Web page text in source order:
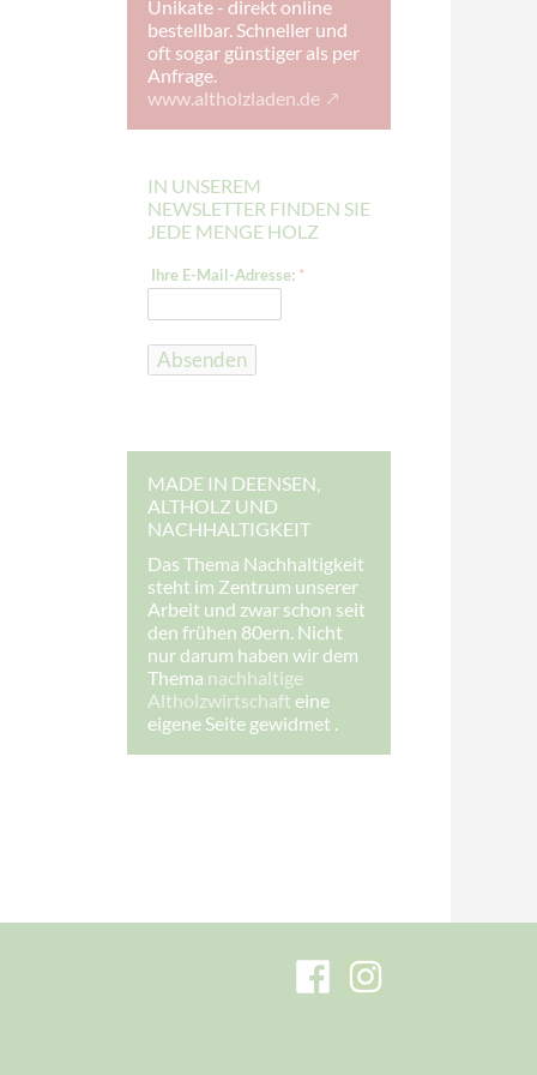
Unikate - direkt online
bestellbar. Schneller und
oft sogar günstiger als per
Anfrage.
www.altholzladen.de
IN UNSEREM
NEWSLETTER FINDEN SIE
JEDE MENGE HOLZ
E
M
l
s
s
e
:
h
r
e
Ihre E-Mail-Adresse: *
Absenden
MADE IN DEENSEN,
ALTHOLZ UND
NACHHALTIGKEIT
Das Thema Nachhaltigkeit
steht im Zentrum unserer
Arbeit und zwar schon seit
den frühen 80ern. Nicht
nur darum haben wir dem
Thema nachhaltige
Altholzwirtschaft eine
eigene Seite gewidmet .